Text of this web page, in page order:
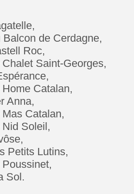
Balcon de Cerdagne,
Roc,
Chalet Saint-Georges,
Home Catalan,
Anna,
Mas Catalan,
Nid Soleil,
Petits Lutins,
Poussinet,
Sol.